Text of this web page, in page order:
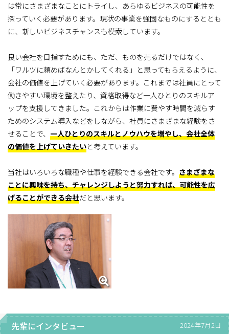
は常にさまざまなことにトライし、あらゆるビジネスの可能性を
探っていく必要があります。現状の事業を強固なものにするととも
に、新しいビジネスチャンスも模索しています。
良い会社を目指すためにも、ただ、ものを売るだけではなく、
「ワルツに頼めばなんとかしてくれる」と思ってもらえるように、
会社の価値を上げていく必要があります。これまでは社員にとって
働きやすい環境を整えたり、資格取得など一人ひとりのスキルア
ップを支援してきました。これからは作業に費やす時間を減らす
ためのシステム導入などをしながら、社員にさまざまな経験をさ
せることで、 一人ひとりのスキルとノウハウを増やし、会社全体
の価値を上げていきたいと考えています。
当社はいろいろな職種や仕事を経験できる会社です。 さまざまな
ことに興味を持ち、チャレンジしようと努力すれば、可能性を広
げることができる会社だと思います。
先輩にインタビュー 2024年7月2日